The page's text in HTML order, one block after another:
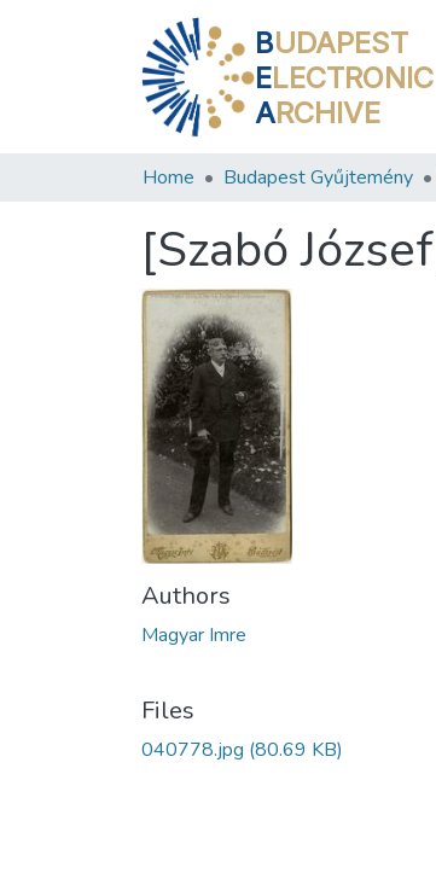
BUDAPEST
ELECTRONIC
ARCHIVE
Home Budapest Gyűjtemény
[Szabó
Authors
Magyar Imre
Files
040778.jpg (80.69 KB)